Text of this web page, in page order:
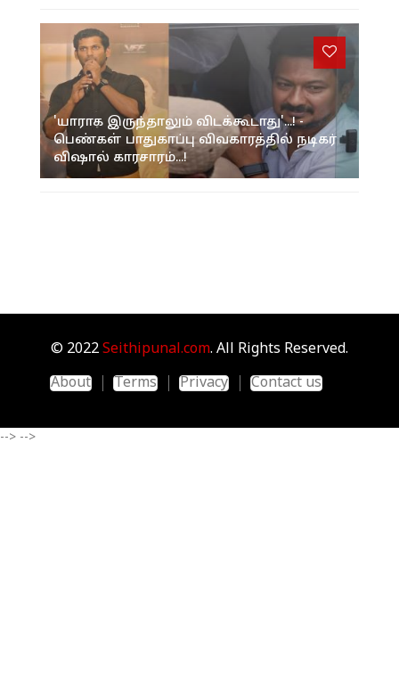
'யாராக இருந்தாலும் விடக்கூடாது'...! -
பெண்கள் பாதுகாப்பு விவகாரத்தில் நடிகர்
விஷால் காரசாரம்...!
© 2022 Seithipunal.com. All Rights Reserved.
About
Terms Privacy Contact us
--> -->